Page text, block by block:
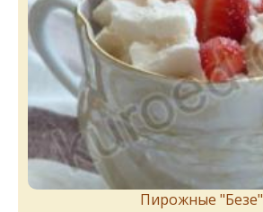
Пирожныe "Бeзe"